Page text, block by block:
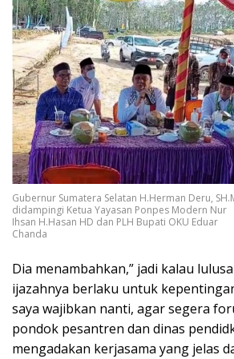
Gubernur Sumatera Selatan H.Herman Deru,
didampingi Ketua Yayasan Ponpes Modern Nur
Ihsan H.Hasan HD dan PLH Bupati OKU Eduar
Chanda
Dia menambahkan,” jadi kalau
ijazahnya berlaku untuk
saya wajibkan nanti, agar segera
pondok pesantren dan dinas
mengadakan kerjasama yang jelas